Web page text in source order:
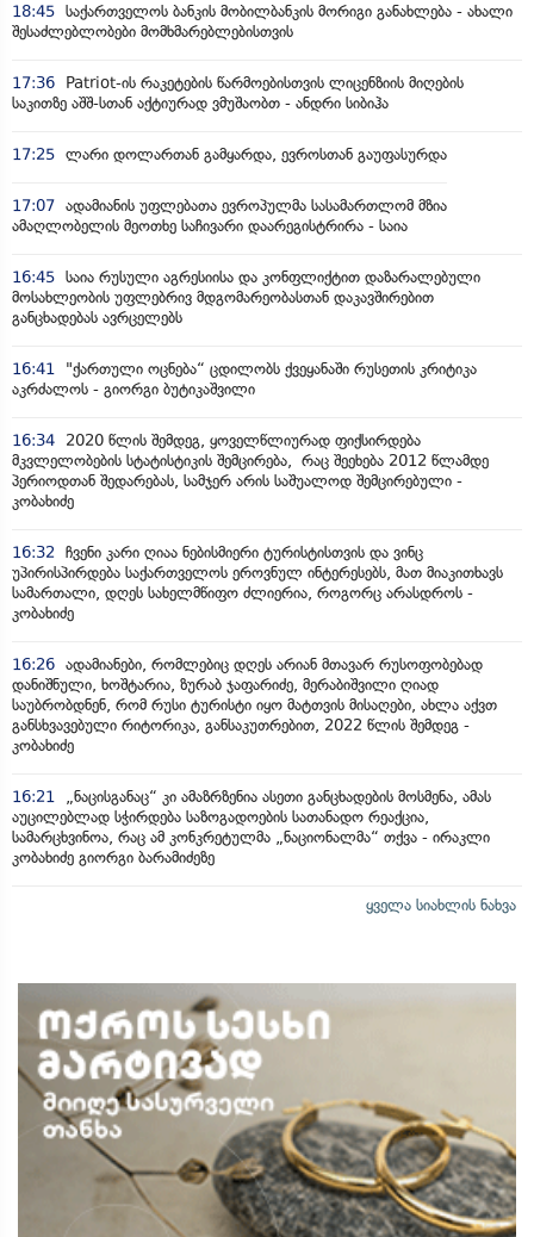
18:45 საქართველოს ბანკის მობილბანკის მორიგი განახლება - ახალი
შესაძლებლობები მომხმარებლებისთვის
17:36
Patriot-ის რაკეტების წარმოებისთვის ლიცენზიის მიღების
საკითზე აშშ-სთან აქტიურად ვმუშაობთ - ანდრი სიბიჰა
17:25 ლარი დოლართან გამყარდა, ევროსთან გაუფასურდა
17:07 ადამიანის უფლებათა ევროპულმა სასამართლომ მზია
ამაღლობელის მეოთხე საჩივარი დაარეგისტრირა - საია
16:45 საია რუსული აგრესიისა და კონფლიქტით დაზარალებული
მოსახლეობის უფლებრივ მდგომარეობასთან დაკავშირებით
განცხადებას ავრცელებს
16:41
"ქართული ოცნება“ ცდილობს ქვეყანაში რუსეთის კრიტიკა
აკრძალოს - გიორგი ბუტიკაშვილი
16:34
2020 წლის შემდეგ, ყოველწლიურად ფიქსირდება
მკვლელობების სტატისტიკის შემცირება, რაც შეეხება 2012 წლამდე
პერიოდთან შედარებას, სამჯერ არის საშუალოდ შემცირებული -
კობახიძე
16:32
ჩვენი კარი ღიაა ნებისმიერი ტურისტისთვის და ვინც
უპირისპირდება საქართველოს ეროვნულ ინტერესებს, მათ მიაკითხავს
სამართალი, დღეს სახელმწიფო ძლიერია, როგორც არასდროს -
კობახიძე
16:26 ადამიანები, რომლებიც დღეს არიან მთავარ რუსოფობებად
დანიშნული, ხოშტარია, ზურაბ ჯაფარიძე, მერაბიშვილი ღიად
საუბრობდნენ, რომ რუსი ტურისტი იყო მატთვის მისაღები, ახლა აქვთ
განსხვავებული რიტორიკა, განსაკუთრებით, 2022 წლის შემდეგ -
კობახიძე
16:21
„ნაცისგანაც“ კი ამაზრზენია ასეთი განცხადების მოსმენა, ამას
აუცილებლად სჭირდება საზოგადოების სათანადო რეაქცია,
სამარცხვინოა, რაც ამ კონკრეტულმა „ნაციონალმა“ თქვა - ირაკლი
კობახიძე გიორგი ბარამიძეზე
ყველა სიახლის ნახვა